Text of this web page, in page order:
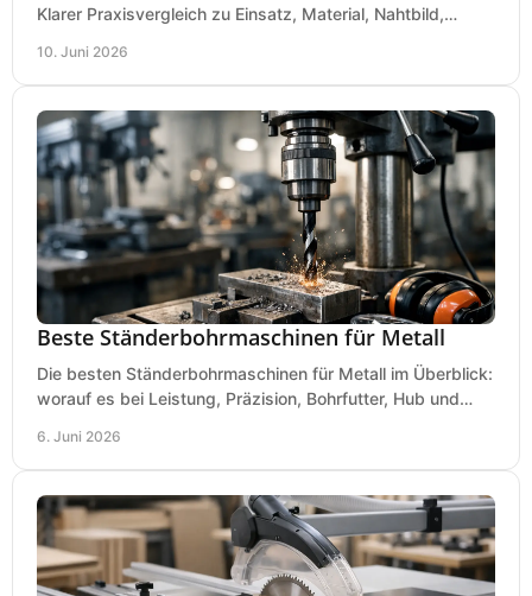
Klarer Praxisvergleich zu Einsatz, Material, Nahtbild,
10. Juni 2026
Beste Ständerbohrmaschinen für Metall
Die besten Ständerbohrmaschinen für Metall im Überblick:
worauf es bei Leistung, Präzision, Bohrfutter, Hub und
6. Juni 2026